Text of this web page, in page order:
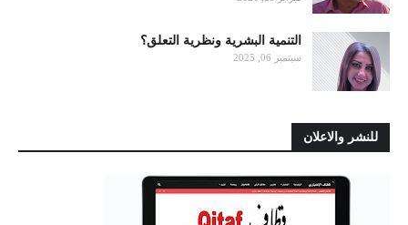
التنمية البشرية ونظرية التعلق؟
سبتمبر 06, 2025
للنشر والاعلان